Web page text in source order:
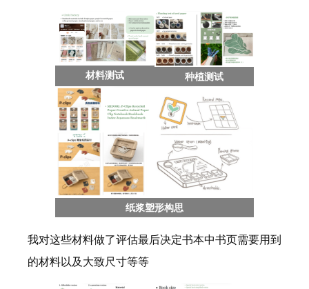
材料测试 种植测试
纸浆塑形构思
我对这些材料做了评估最后决定书本中书页需要用到
的材料以及大致尺寸等等